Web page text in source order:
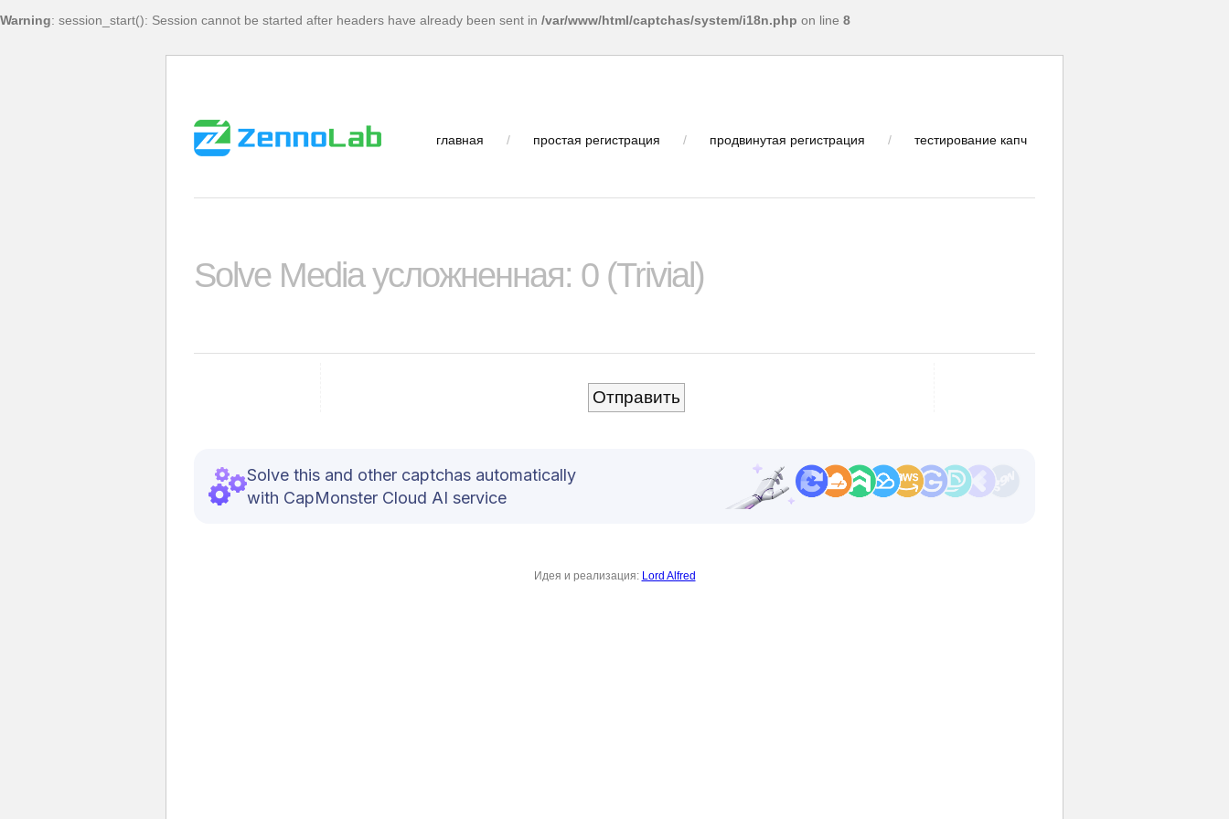
Warning: session_start(): Session cannot be started after headers have already been sent in /var/www/html/captchas/system/i18n.php on line 8
главная / простая регистрация / продвинутая регистрация / тестирование капч
Solve Media усложненная: 0 (Trivial)
Solve this and other captchas automatically
with CapMonster Cloud AI service
Идея и реализация: Lord Alfred